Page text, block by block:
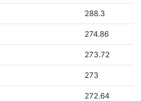
288.3
274.86
273.72
273
272.64